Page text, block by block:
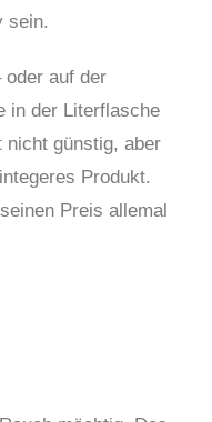
sein.
auf der
in der Literflasche
nicht günstig, aber
Produkt.
Preis allemal